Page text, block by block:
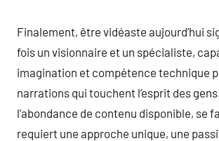
Finalement, être vidéaste aujourd’hui
fois un visionnaire et un spécialiste,
imagination et compétence technique
narrations qui touchent l’esprit des
l’abondance de contenu disponible, se
requiert une approche unique, une